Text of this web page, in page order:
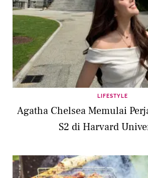
LIFESTYLE
Agatha Chelsea Memulai
S2 di Harvard